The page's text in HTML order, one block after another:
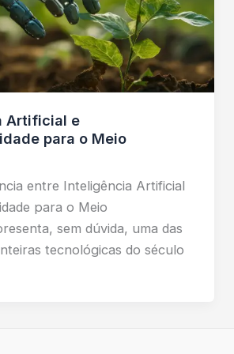
Artificial e
para o Meio
entre Inteligência Artificial
para o Meio
sem dúvida, uma das
tecnológicas do século